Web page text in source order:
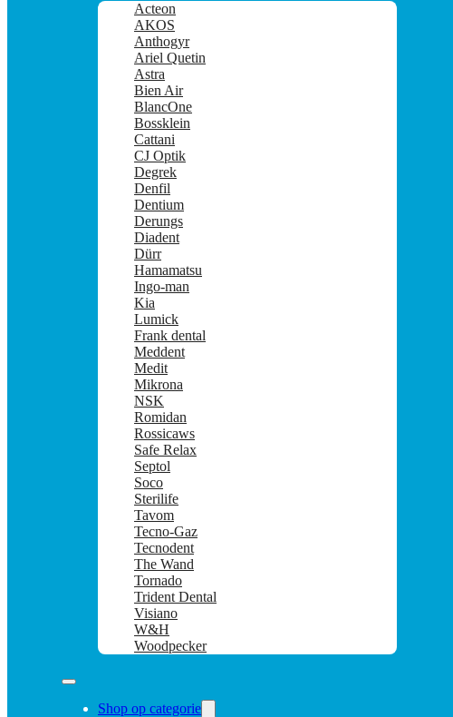
Acteon
AKOS
Anthogyr
Ariel Quetin
Astra
Bien Air
BlancOne
Bossklein
Cattani
CJ Optik
Degrek
Denfil
Dentium
Derungs
Diadent
Dürr
Hamamatsu
Ingo-man
Kia
Lumick
Frank dental
Meddent
Medit
Mikrona
NSK
Romidan
Rossicaws
Safe Relax
Septol
Soco
Sterilife
Tavom
Tecno-Gaz
Tecnodent
The Wand
Tornado
Trident Dental
Visiano
W&H
Woodpecker
Shop op categorie